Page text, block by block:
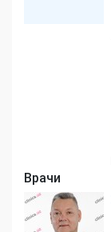
Врачи